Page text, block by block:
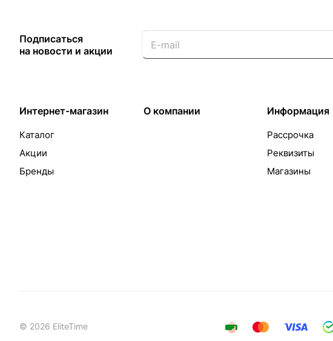
Подписаться
на новости и акции
Интернет-магазин
Каталог
Акции
Бренды
О компании Информация
Рассрочка
Реквизиты
Магазины
© 2026 EliteTime